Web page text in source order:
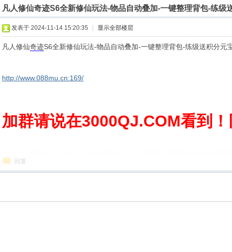
›
凡人修仙奇迹S6全新修仙玩法-物品自动叠加-一键整理背包-练级
发表于 2024-11-14 15:20:35 显示全部楼层
凡人修仙奇迹S6全新修仙玩法-物品自动叠加-一键整理背包-练级送积分元
http://www.088mu.cn:169/
加群请说在3000QJ.COM看到
回复